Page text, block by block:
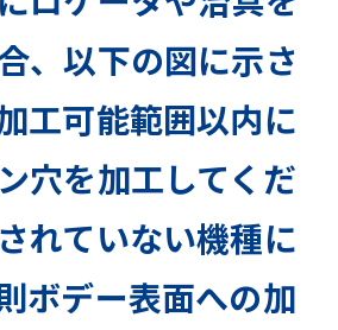
、以下の図に示さ
工可能範囲以内に
穴を加工してくだ
れていない機種に
ボデー表面への加